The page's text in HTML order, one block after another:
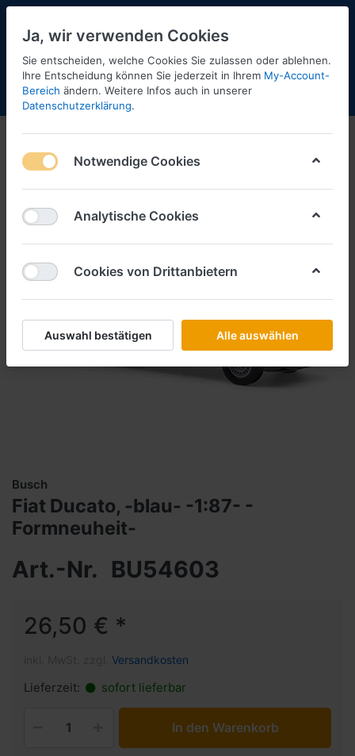
Menü Anmelden Shopaktualisierung
Busch
Fiat Ducato, -blau- -1:87- -
Formneuheit-
Art.-Nr. BU54603
26,50 € *
Versandkosten
Lieferzeit: sofort lieferbar
In den Warenkorb
Ja, wir verwenden Cookies
Sie entscheiden, welche Cookies Sie zulassen oder ablehnen.
Ihre Entscheidung können Sie jederzeit in Ihrem My-Account-
Bereich ändern. Weitere Infos auch in unserer
Datenschutzerklärung.
Notwendige Cookies
Analytische Cookies
Cookies von Drittanbietern
Auswahl bestätigen Alle auswählen